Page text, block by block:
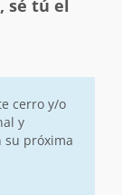
sé tú el
cerro y/o
y
su próxima